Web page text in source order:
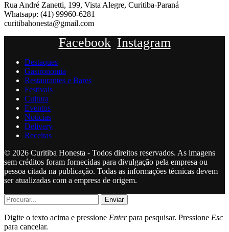
Rua André Zanetti, 199, Vista Alegre, Curitiba-Paraná
Whatsapp: (41) 99960-6281
curitibahonesta@gmail.com
Facebook Instagram
Destaques
Gastronomia
Restaurantes e Bares
Festivais
Cultura
Eventos
Notícias
Delivery
Receitas
© 2026 Curitiba Honesta - Todos direitos reservados. As imagens
sem créditos foram fornecidas para divulgação pela empresa ou
pessoa citada na publicação. Todas as informações técnicas devem
ser atualizadas com a empresa de origem.
Enviar
Digite o texto acima e pressione Enterpara pesquisar. Pressione Esc
para cancelar.